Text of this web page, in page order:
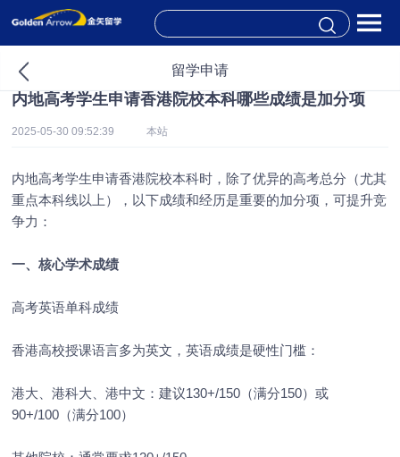
留学申请
内地高考学生申请香港院校本科哪些成绩是加分项
2025-05-30 09:52:39 本站
内地高考学生申请香港院校本科时，除了优异的高考总分（尤其
重点本科线以上），以下成绩和经历是重要的加分项，可提升竞
争力：
一、核心学术成绩
高考英语单科成绩
香港高校授课语言多为英文，英语成绩是硬性门槛：
港大、港科大、港中文：建议130+/150（满分150）或
90+/100（满分100）